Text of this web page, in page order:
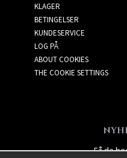
KLAGER
BETINGELSER
KUNDESERVICE
LOG PÅ
ABOUT COOKIES
THE COOKIE SETTINGS
Få de